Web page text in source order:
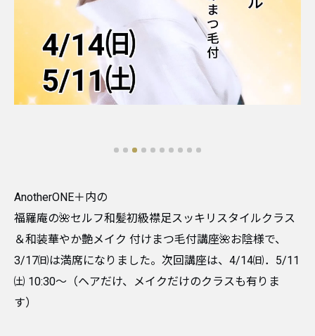
AnotherONE＋内の
福羅庵の🌺セルフ和髪初級襟足スッキリスタイルクラス
＆和装華やか艶メイク 付けまつ毛付講座🌺お陰様で、
3/17㈰は満席になりました。次回講座は、4/14㈰．5/11
㈯ 10:30〜（ヘアだけ、メイクだけのクラスも有りま
す）